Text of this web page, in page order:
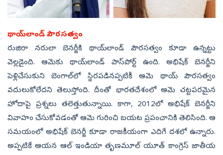
థాయ్‌లాండ్‌ పౌరసత్వం
రుజిరా నరులా బెనర్జీకి థాయ్‌లాండ్‌ పౌరసత్వం కూడా ఉన్న‌ట్టు
వెల్లడైంది. ఆమెకు థాయ్‌లాండ్‌ పాస్‌పోర్ట్ ఉంది. అభిషేక్ బెన‌ర్జీని
పెళ్లిచేసుకుని బెంగాల్‌లో స్థిర‌ప‌డిన‌ప్ప‌టికీ ఆమె థాయ్ పౌర‌స‌త్వం
వ‌దులుకోలేద‌ని తెలుస్తోంది. దీంతో భారతదేశంలో ఆమె చట్టపరమైన
హోదాపై ప్రశ్నలు తలెత్తుతున్నాయి. కాగా, 2012లో అభిషేక్ బెనర్జీని
వివాహం చేసుకోవ‌డంతో ఆమె గురించి బ‌య‌ట ప్ర‌పంచానికి తెలిసింది. ఆ
స‌మ‌యంలో అభిషేక్ బెనర్జీ కూడా రాజ‌కీయంగా ఎదిగే ద‌శ‌లో ఉన్నారు.
అప్ప‌టికే ఆయ‌న ఆల్ ఇండియా తృణమూల్ యూత్ కాంగ్రెస్ జాతీయ